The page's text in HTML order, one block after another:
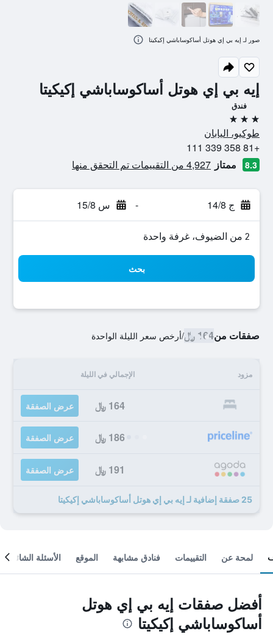
إيه بي إي هوتل أساكوساباشي إكيكيتا
فندق
3 نجوم
طوكيو، اليابان
+81 358 339 111
8.3 ممتاز 4,927 من التقييمات تم التحقق منها
ج 14/8 - س 15/8
2 من الضيوف، غرفة واحدة
بحث
صفقات من164 ﷼ /أرخص سعر الليلة الواحدة
مزود الإجمالي في الليلة
164 ﷼ عرض الصفقة
186 ﷼ عرض الصفقة
191 ﷼ عرض الصفقة
25 صفقة إضافية لـ إيه بي إي هوتل أساكوساباشي إكيكيتا
صور لـ إيه بي إي هوتل أساكوساباشي إكيكيتا
لمحة عن التقييمات فنادق مشابهة الموقع الأسئلة الشائعة
أفضل صفقات إيه بي إي هوتل
أساكوساباشي إكيكيتا